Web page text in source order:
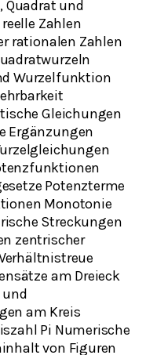
Quadrat und
Zahlen
rationalen Zahlen
Wurzelfunktion
Gleichungen
Ergänzungen
Potenzterme
Monotonie
Streckungen
zentrischer
am Dreieck
und
am Kreis
Pi Numerische
von Figuren